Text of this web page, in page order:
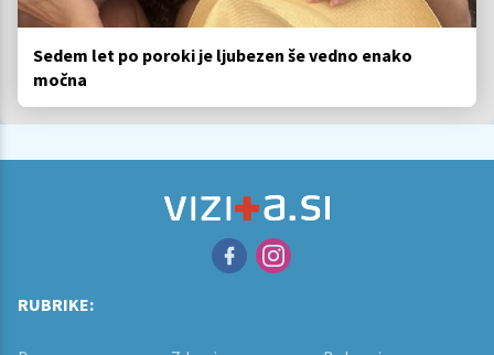
Sedem let po poroki je ljubezen še vedno enako
močna
RUBRIKE: